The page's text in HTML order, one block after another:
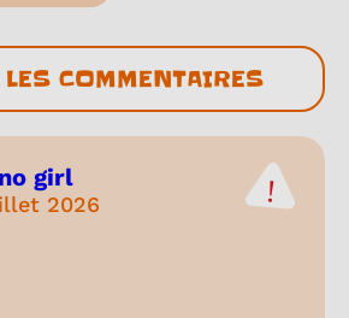
LES COMMENTAIRES
girl
2026